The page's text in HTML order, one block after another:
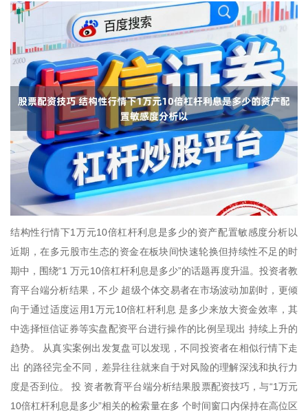
结构性行情下1万元10倍杠杆利息是多少的资产配置敏感度分析以
近期，在多元股市生态的资金在板块间快速轮换但持续性不足的时
期中，围绕“1 万元10倍杠杆利息是多少”的话题再度升温。投资者教
育平台端分析结果，不少 超级个体交易者在市场波动加剧时，更倾
向于通过适度运用1万元10倍杠杆利息 是多少来放大资金效率，其
中选择恒信证券等实盘配资平台进行操作的比例呈现出 持续上升的
趋势。 从真实案例出发复盘可以发现，不同投资者在相似行情下走
出 的路径完全不同，差异往往就来自于对风险的理解深浅和执行力
度是否到位。 投 资者教育平台端分析结果股票配资技巧，与“1万元
10倍杠杆利息是多少”相关的检索量在多 个时间窗口内保持在高位区